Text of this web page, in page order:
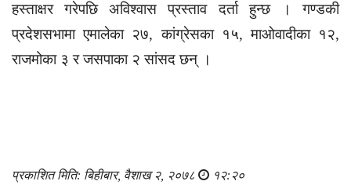
हस्ताक्षर गरेपछि अविश्वास प्रस्ताव दर्ता हुन्छ । गण्डकी
प्रदेशसभामा एमालेका २७, कांग्रेसका १५, माओवादीका १२,
राजमोका ३ र जसपाका २ सांसद छन् ।
प्रकाशित मिति: बिहीबार, वैशाख २, २०७८ १२:२०